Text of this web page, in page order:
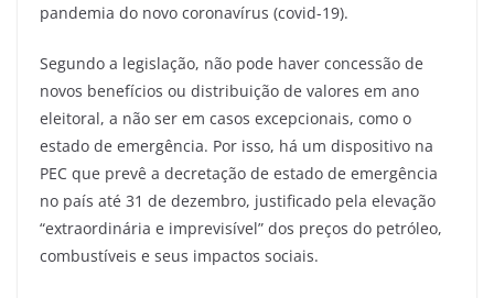
pandemia do novo coronavírus (covid-19).
Segundo a legislação, não pode haver concessão de
novos benefícios ou distribuição de valores em ano
eleitoral, a não ser em casos excepcionais, como o
estado de emergência. Por isso, há um dispositivo na
PEC que prevê a decretação de estado de emergência
no país até 31 de dezembro, justificado pela elevação
“extraordinária e imprevisível” dos preços do petróleo,
combustíveis e seus impactos sociais.